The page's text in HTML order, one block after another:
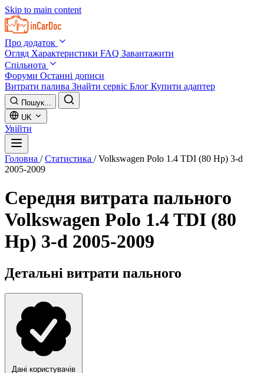
Skip to main content
Про додаток
Огляд Характеристики FAQ Завантажити
Спільнота
Форуми Останні дописи
Витрати палива Знайти сервіс Блог Купити адаптер
Пошук...
UK
Увійти
Головна / Статистика / Volkswagen Polo 1.4 TDI (80 Hp) 3-d
2005-2009
Середня витрата пального
Volkswagen Polo 1.4 TDI (80
Hp) 3-d 2005-2009
Детальні витрати пального
Дані користувачів